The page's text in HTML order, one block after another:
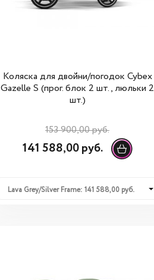
Коляска для двойни/погодок Cybex
Gazelle S (прог. блок 2 шт., люльки 2
шт.)
153 900,00 руб.
141 588,00 руб.
Lava Grey/Silver Frame: 141 588,00 руб.